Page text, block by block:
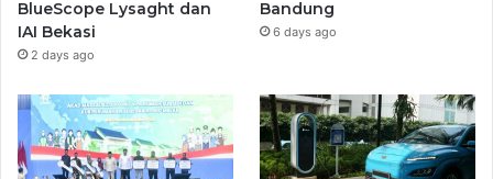
BlueScope Lysaght dan
IAI Bekasi
2 days ago
Bandung
6 days ago